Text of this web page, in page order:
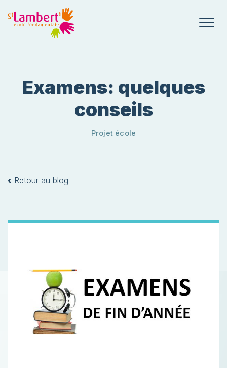
Examens: quelques
conseils
Projet école
‹ Retour au blog